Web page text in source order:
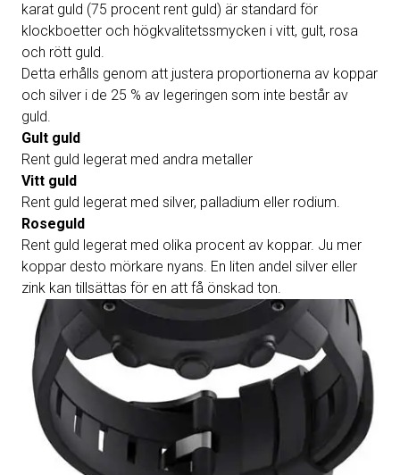
karat guld (75 procent rent guld) är standard för
klockboetter och högkvalitetssmycken i vitt, gult, rosa
och rött guld.
Detta erhålls genom att justera proportionerna av koppar
och silver i de 25 % av legeringen som inte består av
guld.
Gult guld
Rent guld legerat med andra metaller
Vitt guld
Rent guld legerat med silver, palladium eller rodium.
Roseguld
Rent guld legerat med olika procent av koppar. Ju mer
koppar desto mörkare nyans. En liten andel silver eller
zink kan tillsättas för en att få önskad ton.